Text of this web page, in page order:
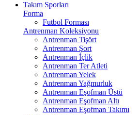
Takım Sporları
Forma
Futbol Forması
Antrenman Koleksiyonu
Antrenman Tişört
Antrenman Şort
Antrenman İçlik
Antrenman Ter Atleti
Antrenman Yelek
Antrenman Yağmurluk
Antrenman Eşofman Üstü
Antrenman Eşofman Altı
Antrenman Eşofman Takımı